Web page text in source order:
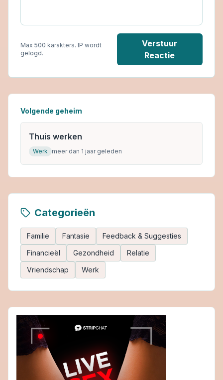
Max 500 karakters. IP wordt
gelogd.
Verstuur
Reactie
Volgende geheim
Thuis werken
Werk meer dan 1 jaar geleden
Categorieën
Familie Fantasie
Feedback & Suggesties
Financieël
Gezondheid
Relatie
Vriendschap
Werk